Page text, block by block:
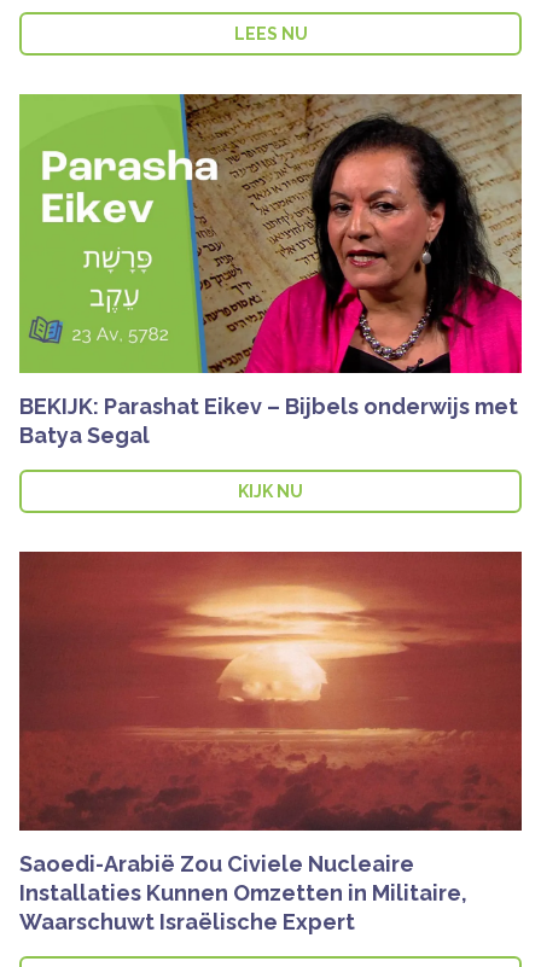
LEES NU
BEKIJK: Parashat Eikev – Bijbels onderwijs met
Batya Segal
KIJK NU
Saoedi-Arabië Zou Civiele Nucleaire
Installaties Kunnen Omzetten in Militaire,
Waarschuwt Israëlische Expert